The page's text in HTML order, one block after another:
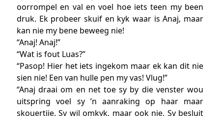
oorrompel en val en voel hoe iets teen my been
druk. Ek probeer skuif en kyk waar is Anaj, maar
kan nie my bene beweeg nie!
“Anaj! Anaj!”
“Wat is fout Luas?”
“Pasop! Hier het iets ingekom maar ek kan dit nie
sien nie! Een van hulle pen my vas! Vlug!”
“Anaj draai om en net toe sy by die venster wou
uitspring voel sy ’n aanraking op haar maar
skouertjie. Sy wil omkyk, maar ook nie. Sy besluit